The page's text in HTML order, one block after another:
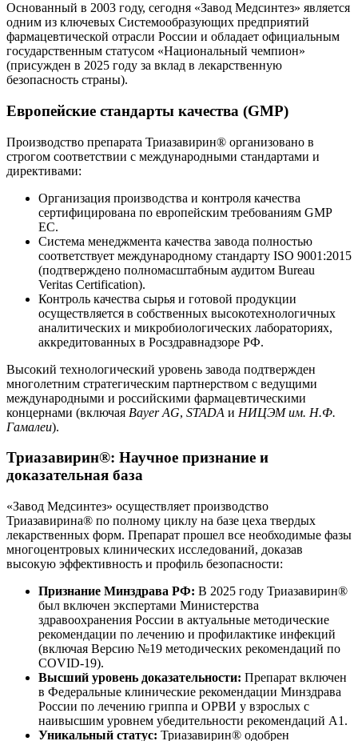
Основанный в 2003 году, сегодня «Завод Медсинтез» является
одним из ключевых Системообразующих предприятий
фармацевтической отрасли России и обладает официальным
государственным статусом «Национальный чемпион»
(присужден в 2025 году за вклад в лекарственную
безопасность страны).
Европейские стандарты качества (GMP)
Производство препарата Триазавирин® организовано в
строгом соответствии с международными стандартами и
директивами:
Организация производства и контроля качества
сертифицирована по европейским требованиям GMP
EC.
Система менеджмента качества завода полностью
соответствует международному стандарту ISO 9001:2015
(подтверждено полномасштабным аудитом Bureau
Veritas Certification).
Контроль качества сырья и готовой продукции
осуществляется в собственных высокотехнологичных
аналитических и микробиологических лабораториях,
аккредитованных в Росздравнадзоре РФ.
Высокий технологический уровень завода подтвержден
многолетним стратегическим партнерством с ведущими
международными и российскими фармацевтическими
концернами (включая Bayer AG, STADA и НИЦЭМ им. Н.Ф.
Гамалеи).
Триазавирин®: Научное признание и
доказательная база
«Завод Медсинтез» осуществляет производство
Триазавирина® по полному циклу на базе цеха твердых
лекарственных форм. Препарат прошел все необходимые фазы
многоцентровых клинических исследований, доказав
высокую эффективность и профиль безопасности:
Признание Минздрава РФ: В 2025 году Триазавирин®
был включен экспертами Министерства
здравоохранения России в актуальные методические
рекомендации по лечению и профилактике инфекций
(включая Версию №19 методических рекомендаций по
COVID-19).
Высший уровень доказательности: Препарат включен
в Федеральные клинические рекомендации Минздрава
России по лечению гриппа и ОРВИ у взрослых с
наивысшим уровнем убедительности рекомендаций А1.
Уникальный статус: Триазавирин® одобрен